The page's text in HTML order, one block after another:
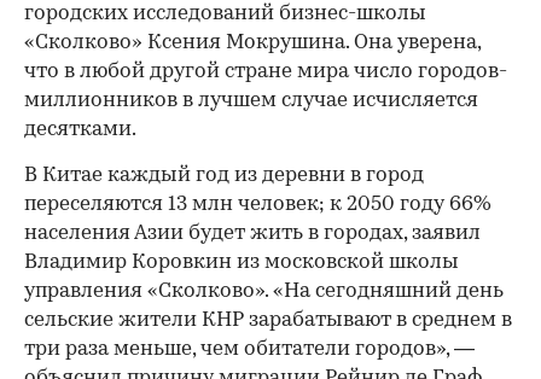
городских исследований бизнес-школы
«Сколково» Ксения Мокрушина. Она уверена,
что в любой другой стране мира число городов-
миллионников в лучшем случае исчисляется
десятками.
В Китае каждый год из деревни в город
переселяются 13 млн человек; к 2050 году 66%
населения Азии будет жить в городах, заявил
Владимир Коровкин из московской школы
управления «Сколково». «На сегодняшний день
сельские жители КНР зарабатывают в среднем в
три раза меньше, чем обитатели городов», —